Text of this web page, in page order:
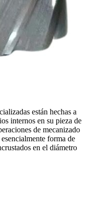
están hechas a
internos en su pieza de
de mecanizado
forma de
en el diámetro